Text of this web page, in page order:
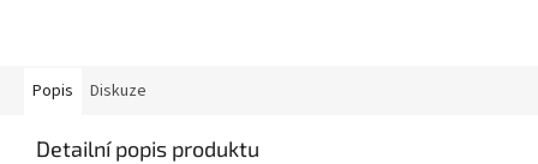
Popis Diskuze
Detailní popis produktu